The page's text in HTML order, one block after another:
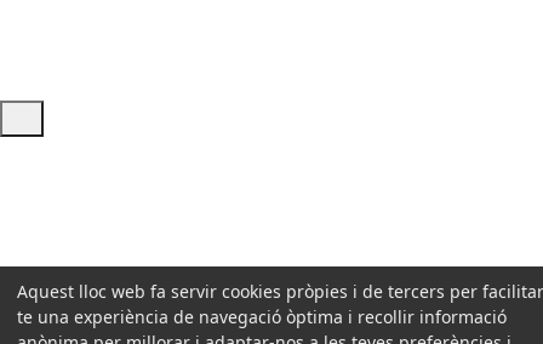
Ajuda i accés ràpid
Aquest lloc web fa servir cookies pròpies i de tercers per
te una experiència de navegació òptima i recollir informació